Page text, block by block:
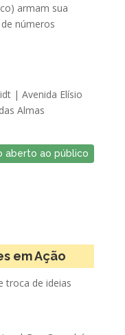
armam sua
números
| Avenida Elísio
Almas
aberto ao público
em Ação
troca de ideias